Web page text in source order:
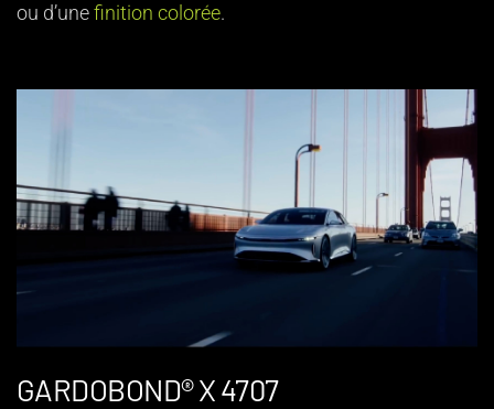
ou d’unefinition colorée.
GARDOBOND® X 4707